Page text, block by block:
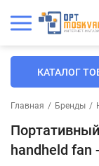
КАТАЛОГ
Главная / Бренды /
handheld fan